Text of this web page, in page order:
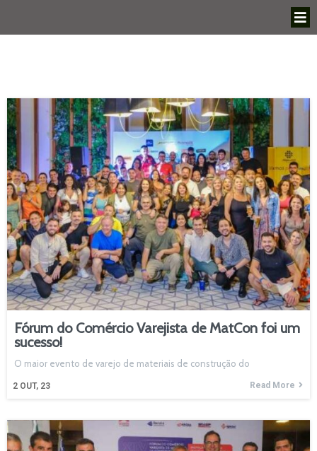
Fórum do Comércio Varejista de MatCon foi um
sucesso!
2 OUT, 23
O maior evento de varejo de materiais de construção do
Read More